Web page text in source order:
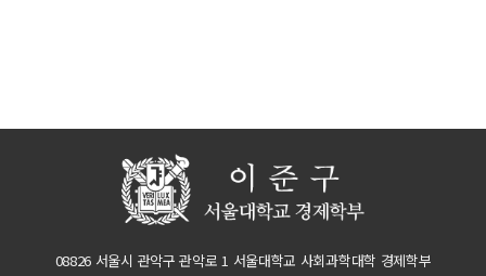
08826 서울시 관악구 관악로 1 서울대학교 사회과학대학 경제학부